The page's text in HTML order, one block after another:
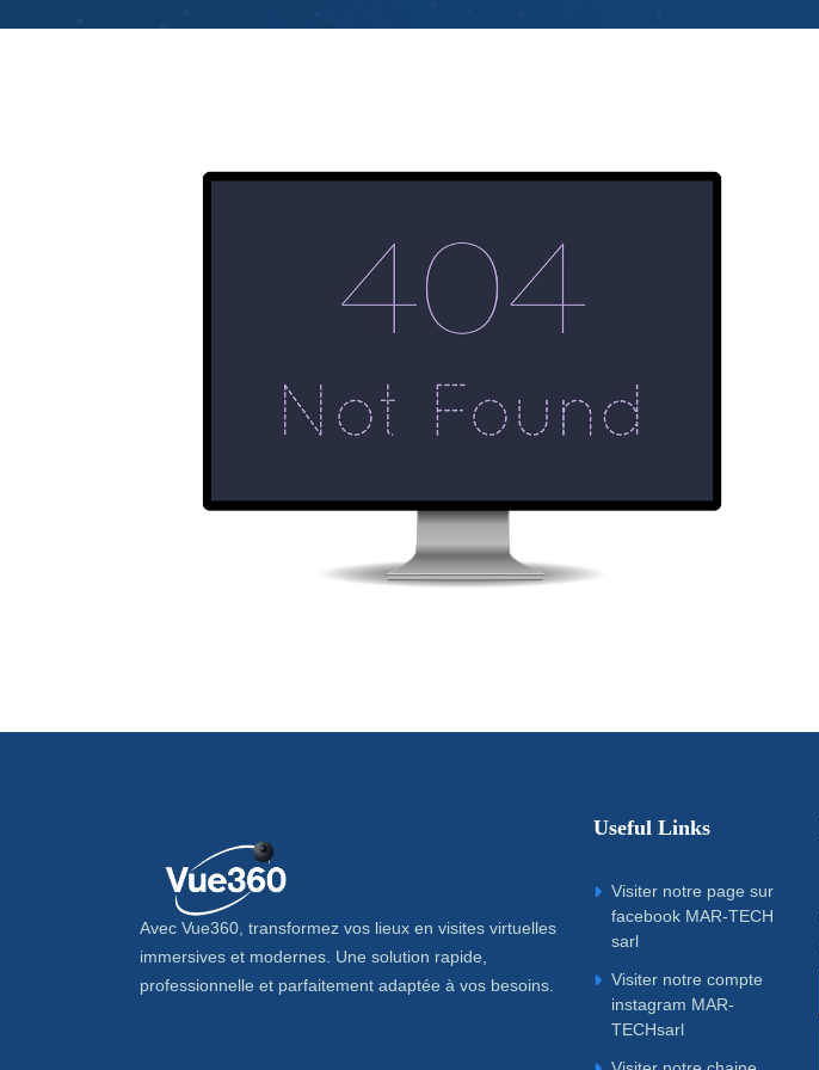
Avec Vue360, transformez vos lieux en visites virtuelles
immersives et modernes. Une solution rapide,
professionnelle et parfaitement adaptée à vos besoins.
Useful Links
Visiter notre page sur
facebook MAR-TECH
sarl
Visiter notre compte
instagram MAR-
TECHsarl